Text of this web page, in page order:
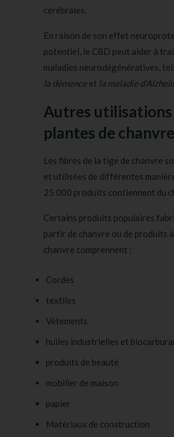
cérébrales.
En raison de son effet
potentiel, le CBD peut aider à
maladies neurodégénératives,
la démence et la maladie
Autres utilisations
plantes de chanvre
Les fibres de la tige de chanvre
et utilisées de différentes
25 000 produits contiennent du
Certains produits populaires
partir de chanvre ou de produits
chanvre comprennent :
Cordes
textiles
Vêtements
huiles industrielles et
produits de beauté
mobilier de maison
papier
Matériaux de construction